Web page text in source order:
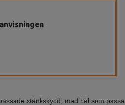
stänkskydd, med hål som